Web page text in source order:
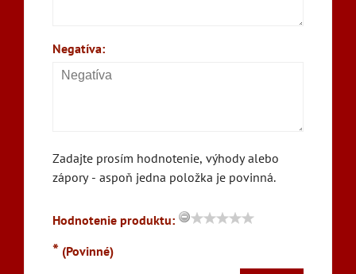
Negatíva:
Zadajte prosím hodnotenie, výhody alebo
zápory - aspoň jedna položka je povinná.
Hodnotenie produktu:
* (Povinné)